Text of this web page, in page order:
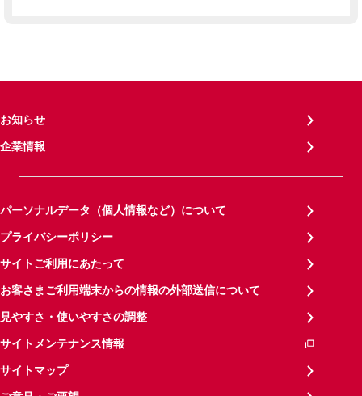
お知らせ
企業情報
パーソナルデータ（個人情報など）について
プライバシーポリシー
サイトご利用にあたって
お客さまご利用端末からの情報の外部送信について
見やすさ・使いやすさの調整
サイトメンテナンス情報
サイトマップ